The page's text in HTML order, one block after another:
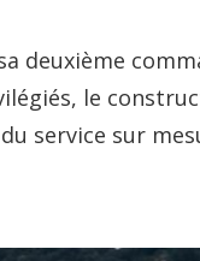
deuxième
le
service sur